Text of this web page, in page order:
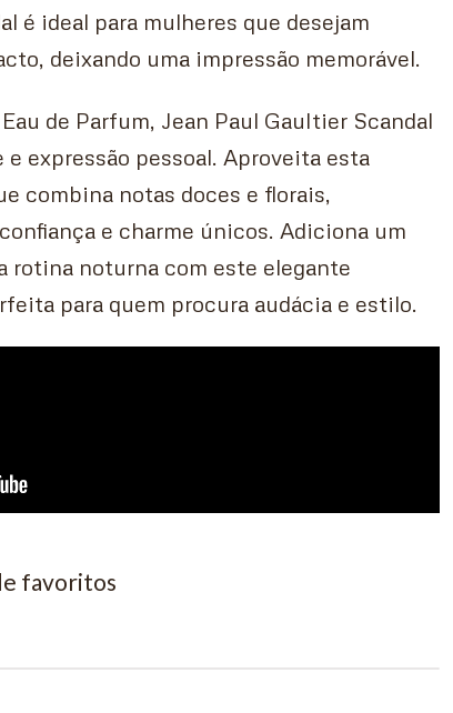
é ideal para mulheres que desejam
deixando uma impressão memorável.
de Parfum, Jean Paul Gaultier Scandal
expressão pessoal. Aproveita esta
combina notas doces e florais,
e charme únicos. Adiciona um
rotina noturna com este elegante
para quem procura audácia e estilo.
favoritos